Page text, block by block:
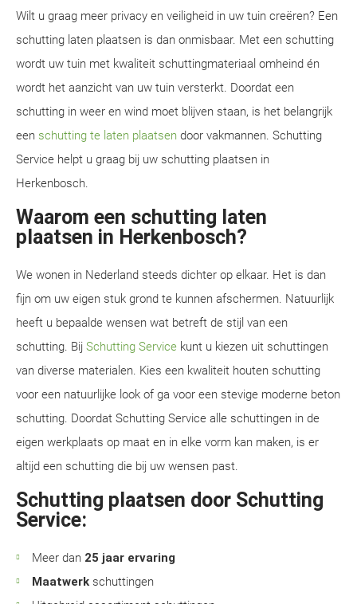
Wilt u graag meer privacy en veiligheid in uw tuin creëren? Een
schutting laten plaatsen is dan onmisbaar. Met een schutting
wordt uw tuin met kwaliteit schuttingmateriaal omheind én
wordt het aanzicht van uw tuin versterkt. Doordat een
schutting in weer en wind moet blijven staan, is het belangrijk
een schutting te laten plaatsen door vakmannen. Schutting
Service helpt u graag bij uw schutting plaatsen in
Herkenbosch.
Waarom een schutting laten
plaatsen in Herkenbosch?
We wonen in Nederland steeds dichter op elkaar. Het is dan
fijn om uw eigen stuk grond te kunnen afschermen. Natuurlijk
heeft u bepaalde wensen wat betreft de stijl van een
schutting. Bij Schutting Service kunt u kiezen uit schuttingen
van diverse materialen. Kies een kwaliteit houten schutting
voor een natuurlijke look of ga voor een stevige moderne beton
schutting. Doordat Schutting Service alle schuttingen in de
eigen werkplaats op maat en in elke vorm kan maken, is er
altijd een schutting die bij uw wensen past.
Schutting plaatsen door Schutting
Service:
Meer dan 25 jaar ervaring
Maatwerk schuttingen